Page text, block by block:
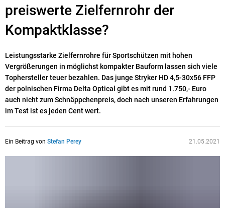
preiswerte Zielfernrohr der
Kompaktklasse?
Leistungsstarke Zielfernrohre für Sportschützen mit hohen
Vergrößerungen in möglichst kompakter Bauform lassen sich viele
Tophersteller teuer bezahlen. Das junge Stryker HD 4,5-30x56 FFP
der polnischen Firma Delta Optical gibt es mit rund 1.750,- Euro
auch nicht zum Schnäppchenpreis, doch nach unseren Erfahrungen
im Test ist es jeden Cent wert.
Ein Beitrag von Stefan Perey 21.05.2021